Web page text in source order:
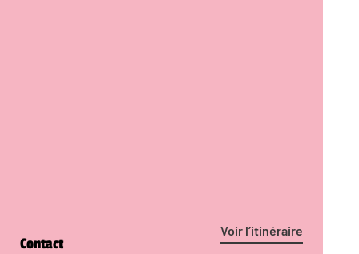
Voir l’itinéraire
Contact